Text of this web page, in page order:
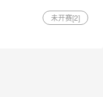
未开赛[2]